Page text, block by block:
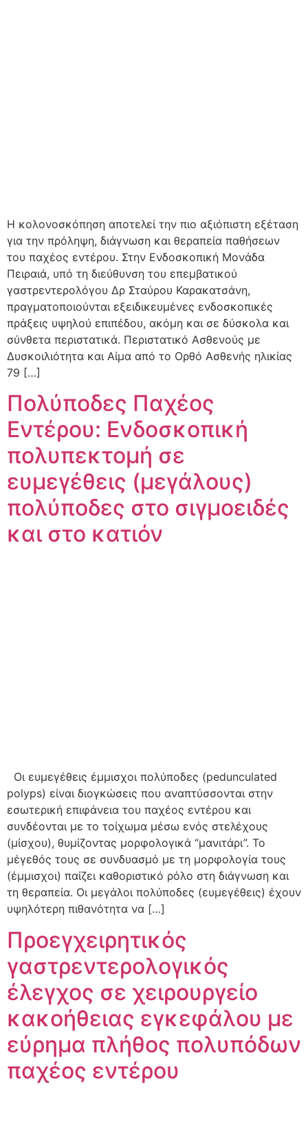
Η κολονοσκόπηση αποτελεί την πιο αξιόπιστη εξέταση
για την πρόληψη, διάγνωση και θεραπεία παθήσεων
του παχέος εντέρου. Στην Ενδοσκοπική Μονάδα
Πειραιά, υπό τη διεύθυνση του επεμβατικού
γαστρεντερολόγου Δρ Σταύρου Καρακατσάνη,
πραγματοποιούνται εξειδικευμένες ενδοσκοπικές
πράξεις υψηλού επιπέδου, ακόμη και σε δύσκολα και
σύνθετα περιστατικά. Περιστατικό Ασθενούς με
Δυσκοιλιότητα και Αίμα από το Ορθό Ασθενής ηλικίας
79 […]
Πολύποδες Παχέος
Εντέρου: Ενδοσκοπική
πολυπεκτομή σε
ευμεγέθεις (μεγάλους)
πολύποδες στο σιγμοειδές
και στο κατιόν
Οι ευμεγέθεις έμμισχοι πολύποδες (pedunculated
polyps) είναι διογκώσεις που αναπτύσσονται στην
εσωτερική επιφάνεια του παχέος εντέρου και
συνδέονται με το τοίχωμα μέσω ενός στελέχους
(μίσχου), θυμίζοντας μορφολογικά “μανιτάρι”. Το
μέγεθός τους σε συνδυασμό με τη μορφολογία τους
(έμμισχοι) παίζει καθοριστικό ρόλο στη διάγνωση και
τη θεραπεία. Οι μεγάλοι πολύποδες (ευμεγέθεις) έχουν
υψηλότερη πιθανότητα να […]
Προεγχειρητικός
γαστρεντερολογικός
έλεγχος σε χειρουργείο
κακοήθειας εγκεφάλου με
εύρημα πλήθος πολυπόδων
παχέος εντέρου